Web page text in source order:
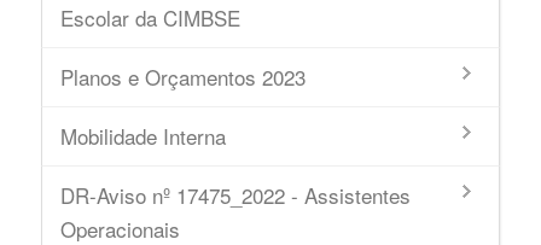
Escolar da CIMBSE
Planos e Orçamentos 2023
Mobilidade Interna
DR-Aviso nº 17475_2022 - Assistentes
Operacionais